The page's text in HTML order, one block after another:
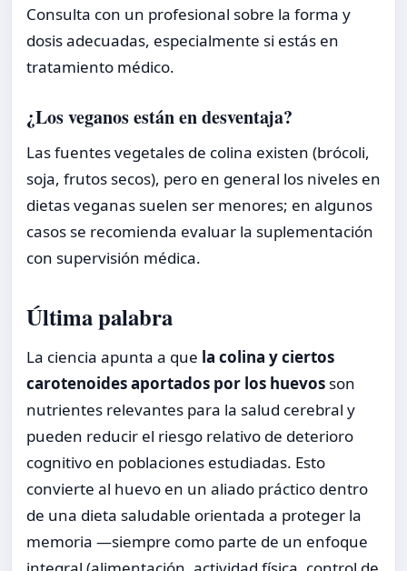
Consulta con un profesional sobre la forma y
dosis adecuadas, especialmente si estás en
tratamiento médico.
¿Los veganos están en desventaja?
Las fuentes vegetales de colina existen (brócoli,
soja, frutos secos), pero en general los niveles en
dietas veganas suelen ser menores; en algunos
casos se recomienda evaluar la suplementación
con supervisión médica.
Última palabra
La ciencia apunta a que la colina y ciertos
carotenoides aportados por los huevos son
nutrientes relevantes para la salud cerebral y
pueden reducir el riesgo relativo de deterioro
cognitivo en poblaciones estudiadas. Esto
convierte al huevo en un aliado práctico dentro
de una dieta saludable orientada a proteger la
memoria —siempre como parte de un enfoque